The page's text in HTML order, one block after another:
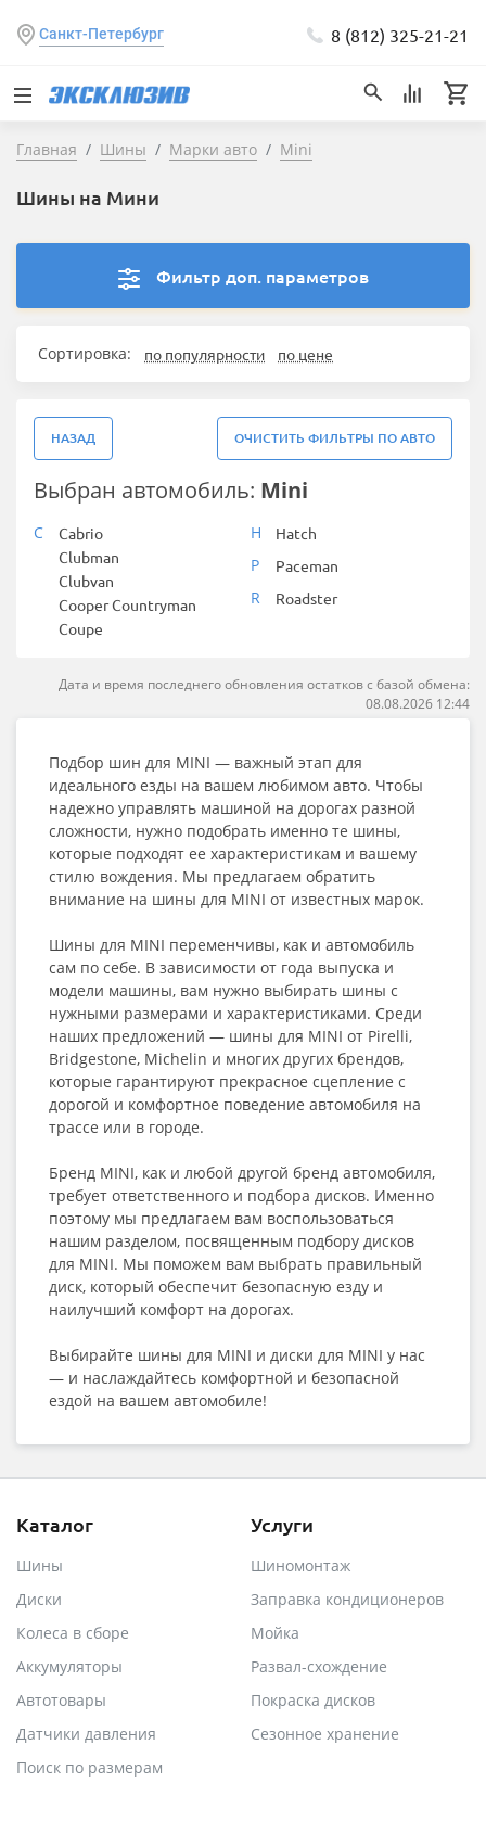
Санкт-Петербург 8 (812) 325-21-21
Главная Шины Марки авто Mini
Шины на Мини
Фильтр доп. параметров
Сортировка: по популярности по цене
НАЗАД ОЧИСТИТЬ ФИЛЬТРЫ ПО АВТО
Выбран автомобиль: Mini
C
Cabrio
Clubman
Clubvan
Cooper Countryman
Coupe
H Hatch
P Paceman
R Roadster
Дата и время последнего обновления остатков с базой обмена:
08.08.2026 12:44
Подбор шин для MINI — важный этап для
идеального езды на вашем любимом авто. Чтобы
надежно управлять машиной на дорогах разной
сложности, нужно подобрать именно те шины,
которые подходят ее характеристикам и вашему
стилю вождения. Мы предлагаем обратить
внимание на шины для MINI от известных марок.
Шины для MINI переменчивы, как и автомобиль
сам по себе. В зависимости от года выпуска и
модели машины, вам нужно выбирать шины с
нужными размерами и характеристиками. Среди
наших предложений — шины для MINI от Pirelli,
Bridgestone, Michelin и многих других брендов,
которые гарантируют прекрасное сцепление с
дорогой и комфортное поведение автомобиля на
трассе или в городе.
Бренд MINI, как и любой другой бренд автомобиля,
требует ответственного и подбора дисков. Именно
поэтому мы предлагаем вам воспользоваться
нашим разделом, посвященным подбору дисков
для MINI. Мы поможем вам выбрать правильный
диск, который обеспечит безопасную езду и
наилучший комфорт на дорогах.
Выбирайте шины для MINI и диски для MINI у нас
— и наслаждайтесь комфортной и безопасной
ездой на вашем автомобиле!
Каталог
Шины
Диски
Колеса в сборе
Аккумуляторы
Автотовары
Датчики давления
Поиск по размерам
Услуги
Шиномонтаж
Заправка кондиционеров
Мойка
Развал-схождение
Покраска дисков
Сезонное хранение